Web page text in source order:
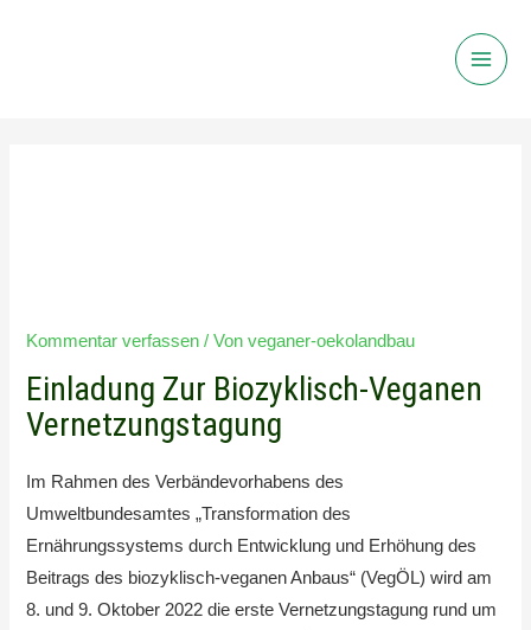
Main
Kommentar verfassen / Vonveganer-oekolandbau
Einladung Zur Biozyklisch-Veganen
Vernetzungstagung
Im Rahmen des Verbändevorhabens des
Umweltbundesamtes „Transformation des
Ernährungssystems durch Entwicklung und Erhöhung des
Beitrags des biozyklisch-veganen Anbaus“ (VegÖL) wird am
8. und 9. Oktober 2022 die erste Vernetzungstagung rund um